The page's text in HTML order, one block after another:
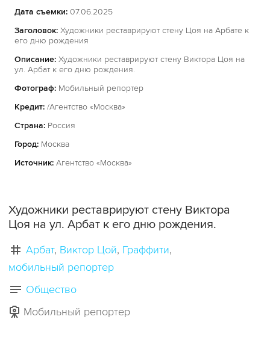
Дата съемки: 07.06.2025
Заголовок: Художники реставрируют стену Цоя на Арбате к
его дню рождения
Описание: Художники реставрируют стену Виктора Цоя на
ул. Арбат к его дню рождения.
Фотограф: Мобильный репортер
Кредит: /Агентство «Москва»
Страна: Россия
Город: Москва
Источник: Агентство «Москва»
Художники реставрируют стену Виктора
Цоя на ул. Арбат к его дню рождения.
Арбат Виктор Цой Граффити
мобильный репортер
Общество
Мобильный репортер